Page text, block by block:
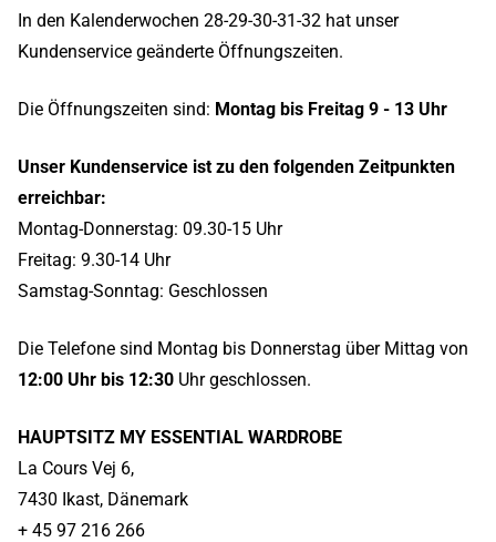
In den Kalenderwochen 28-29-30-31-32 hat unser
Kundenservice geänderte Öffnungszeiten.
Die Öffnungszeiten sind: Montag bis Freitag 9 - 13 Uhr
Unser Kundenservice ist zu den folgenden Zeitpunkten
erreichbar:
Montag-Donnerstag: 09.30-15 Uhr
Freitag: 9.30-14 Uhr
Samstag-Sonntag: Geschlossen
Die Telefone sind Montag bis Donnerstag über Mittag von
12:00 Uhr bis 12:30 Uhr geschlossen.
HAUPTSITZ MY ESSENTIAL WARDROBE
La Cours Vej 6,
7430 Ikast, Dänemark
+ 45 97 216 266